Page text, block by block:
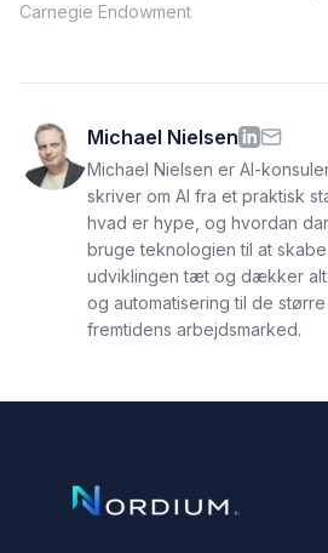
Carnegie Endowment
Michael Nielsen
Michael Nielsen er AI-
skriver om AI fra et praktisk
hvad er hype, og hvordan
bruge teknologien til at
udviklingen tæt og dækker
og automatisering til de
fremtidens arbejdsmarked.